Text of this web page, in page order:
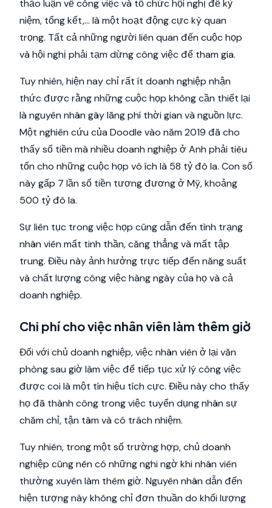
thảo luận về công việc và tổ chức hội nghị để kỷ
niệm, tổng kết,... là một hoạt động cực kỳ quan
trọng. Tất cả những người liên quan đến cuộc họp
và hội nghị phải tạm dừng công việc để tham gia.
Tuy nhiên, hiện nay chỉ rất ít doanh nghiệp nhận
thức được rằng những cuộc họp không cần thiết lại
là nguyên nhân gây lãng phí thời gian và nguồn lực.
Một nghiên cứu của Doodle vào năm 2019 đã cho
thấy số tiền mà nhiều doanh nghiệp ở Anh phải tiêu
tốn cho những cuộc họp vô ích là 58 tỷ đô la. Con số
này gấp 7 lần số tiền tương đương ở Mỹ, khoảng
500 tỷ đô la.
Sự liên tục trong việc họp cũng dẫn đến tình trạng
nhân viên mất tinh thần, căng thẳng và mất tập
trung. Điều này ảnh hưởng trực tiếp đến năng suất
và chất lượng công việc hàng ngày của họ và cả
doanh nghiệp.
Chi phí cho việc nhân viên làm thêm giờ
Đối với chủ doanh nghiệp, việc nhân viên ở lại văn
phòng sau giờ làm việc để tiếp tục xử lý công việc
được coi là một tín hiệu tích cực. Điều này cho thấy
họ đã thành công trong việc tuyển dụng nhân sự
chăm chỉ, tận tâm và có trách nhiệm.
Tuy nhiên, trong một số trường hợp, chủ doanh
nghiệp cũng nên có những nghi ngờ khi nhân viên
thường xuyên làm thêm giờ. Nguyên nhân dẫn đến
hiện tượng này không chỉ đơn thuần do khối lượng